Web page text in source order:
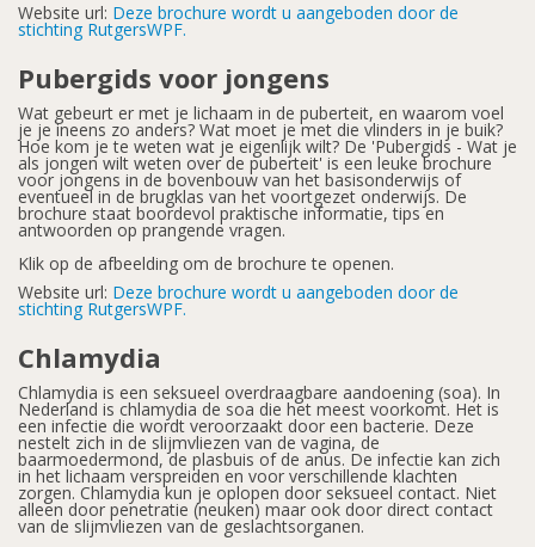
Website url: Deze brochure wordt u aangeboden door de
stichting RutgersWPF.
Pubergids voor jongens
Wat gebeurt er met je lichaam in de puberteit, en waarom voel
je je ineens zo anders? Wat moet je met die vlinders in je buik?
Hoe kom je te weten wat je eigenlijk wilt? De 'Pubergids - Wat je
als jongen wilt weten over de puberteit' is een leuke brochure
voor jongens in de bovenbouw van het basisonderwijs of
eventueel in de brugklas van het voortgezet onderwijs. De
brochure staat boordevol praktische informatie, tips en
antwoorden op prangende vragen.
Klik op de afbeelding om de brochure te openen.
Website url: Deze brochure wordt u aangeboden door de
stichting RutgersWPF.
Chlamydia
Chlamydia is een seksueel overdraagbare aandoening (soa). In
Nederland is chlamydia de soa die het meest voorkomt. Het is
een infectie die wordt veroorzaakt door een bacterie. Deze
nestelt zich in de slijmvliezen van de vagina, de
baarmoedermond, de plasbuis of de anus. De infectie kan zich
in het lichaam verspreiden en voor verschillende klachten
zorgen. Chlamydia kun je oplopen door seksueel contact. Niet
alleen door penetratie (neuken) maar ook door direct contact
van de slijmvliezen van de geslachtsorganen.